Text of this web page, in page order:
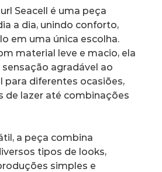
Seacell é uma peça
a dia, unindo conforto,
em uma única escolha.
material leve e macio, ela
agradável ao
para diferentes ocasiões,
de lazer até combinações
a peça combina
tipos de looks,
simples e